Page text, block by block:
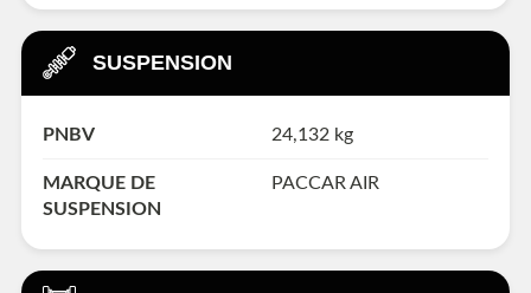
SUSPENSION
PNBV 24,132 kg
MARQUE DE
SUSPENSION
PACCAR AIR